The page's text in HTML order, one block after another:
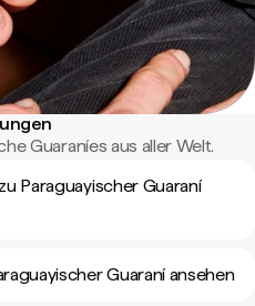
Guaraníes aus aller Welt.
Paraguayischer Guaraní
Guaraní ansehen